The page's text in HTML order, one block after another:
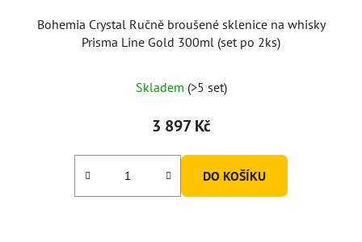
Bohemia Crystal Ručně broušené sklenice na whisky
Prisma Line Gold 300ml (set po 2ks)
Skladem (>5 set)
3 897 Kč
DO KOŠÍKU